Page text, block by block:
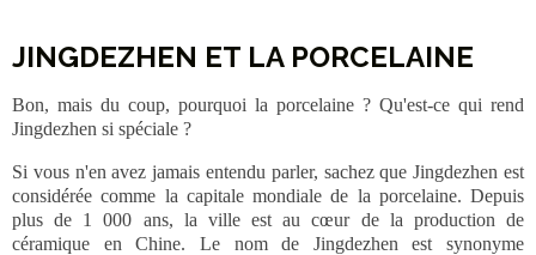
JINGDEZHEN ET LA PORCELAINE
Bon, mais du coup, pourquoi la porcelaine ? Qu'est-ce qui rend
Jingdezhen si spéciale ?
Si vous n'en avez jamais entendu parler, sachez que Jingdezhen est
considérée comme la capitale mondiale de la porcelaine. Depuis
plus de 1 000 ans, la ville est au cœur de la production de
céramique en Chine. Le nom de Jingdezhen est synonyme